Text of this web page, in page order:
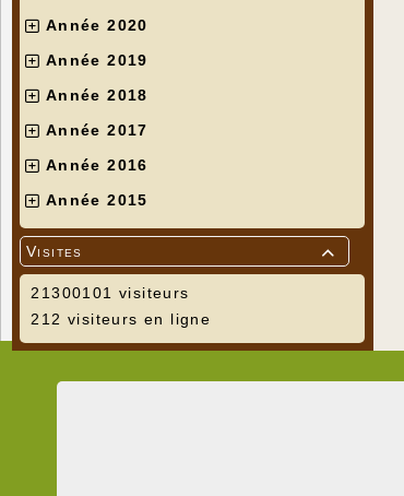
Année 2020
Année 2019
Année 2018
Année 2017
Année 2016
Année 2015

Visites
21300101 visiteurs
212 visiteurs en ligne